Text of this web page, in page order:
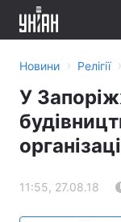
Новини › Релігії ›
У
11:55, 27.08.18